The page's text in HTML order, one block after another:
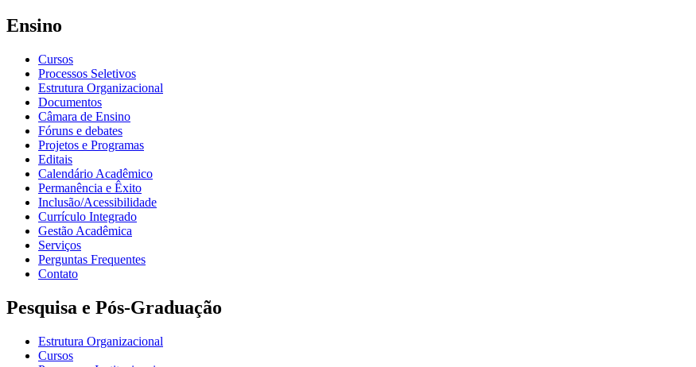
Ensino
Cursos
Processos Seletivos
Estrutura Organizacional
Documentos
Câmara de Ensino
Fóruns e debates
Projetos e Programas
Editais
Calendário Acadêmico
Permanência e Êxito
Inclusão/Acessibilidade
Currículo Integrado
Gestão Acadêmica
Serviços
Perguntas Frequentes
Contato
Pesquisa e Pós-Graduação
Estrutura Organizacional
Cursos